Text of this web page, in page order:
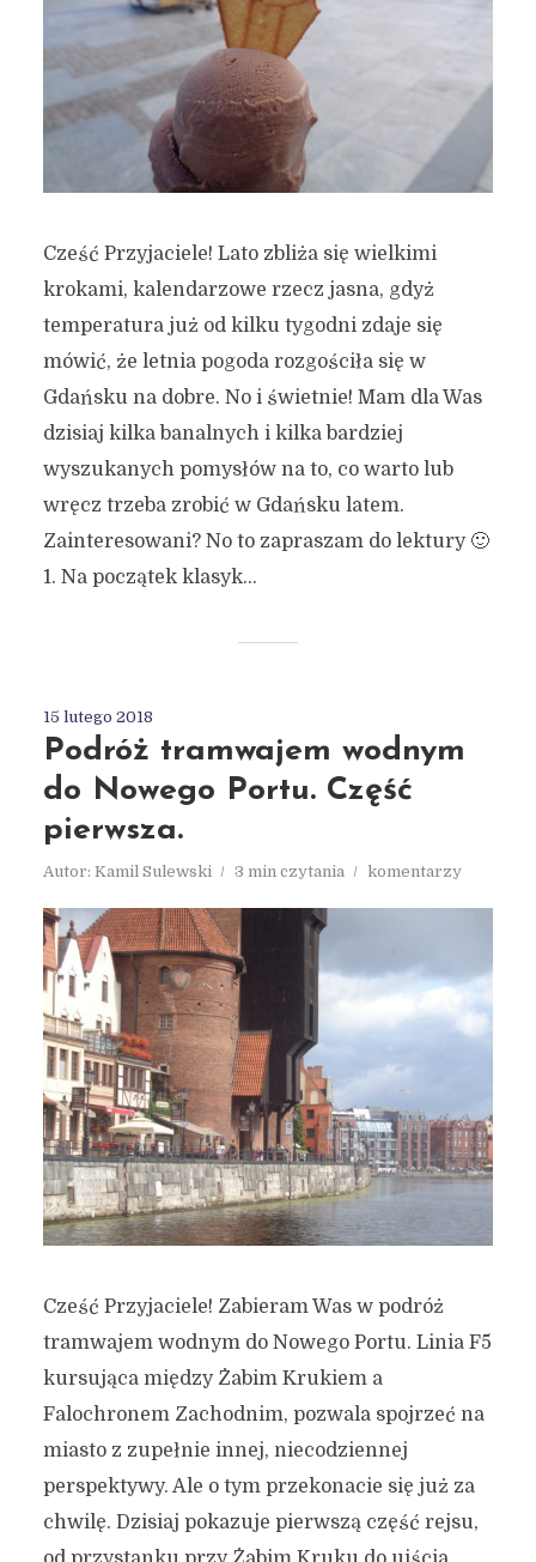
Cześć Przyjaciele! Lato zbliża się wielkimi
krokami, kalendarzowe rzecz jasna, gdyż
temperatura już od kilku tygodni zdaje się
mówić, że letnia pogoda rozgościła się w
Gdańsku na dobre. No i świetnie! Mam dla Was
dzisiaj kilka banalnych i kilka bardziej
wyszukanych pomysłów na to, co warto lub
wręcz trzeba zrobić w Gdańsku latem.
Zainteresowani? No to zapraszam do lektury 🙂
1. Na początek klasyk...
15 lutego 2018
Podróż tramwajem wodnym
do Nowego Portu. Część
pierwsza.
Autor: Kamil Sulewski 3 min czytania komentarzy
Cześć Przyjaciele! Zabieram Was w podróż
tramwajem wodnym do Nowego Portu. Linia F5
kursująca między Żabim Krukiem a
Falochronem Zachodnim, pozwala spojrzeć na
miasto z zupełnie innej, niecodziennej
perspektywy. Ale o tym przekonacie się już za
chwilę. Dzisiaj pokazuje pierwszą część rejsu,